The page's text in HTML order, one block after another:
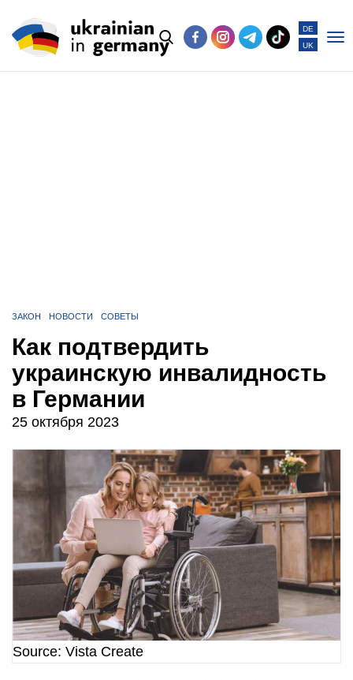
DE
UK
ЗАКОН НОВОСТИ СОВЕТЫ
Как подтвердить
украинскую инвалидность
в Германии
25 октября 2023
Source: Vista Create